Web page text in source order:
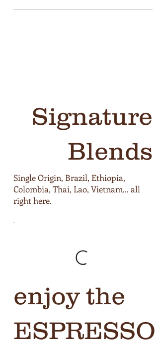
Signature
Blends
Single Origin, Brazil, Ethiopia,
Colombia, Thai, Lao, Vietnam... all
right here.
enjoy the
ESPRESSO